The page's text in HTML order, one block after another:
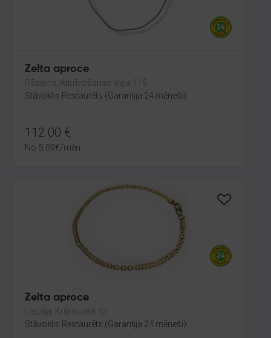
Zelta aproce
Rēzekne, Atbrīvošanas aleja 119
Stāvoklis Restaurēts (Garantija 24 mēneši)
112.00 €
No 5.09€/mēn.
Zelta aproce
Liepāja, Krūmu iela 32
Stāvoklis Restaurēts (Garantija 24 mēneši)